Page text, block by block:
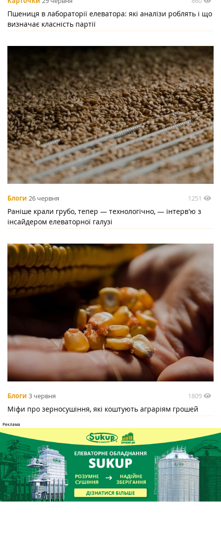
Пшениця в лабораторії елеватора: які аналізи роблять і що
визначає класність партії
Блоги 26 червня 1251
Раніше крали грубо, тепер — технологічно, — інтерв'ю з
інсайдером елеваторної галузі
Блоги 3 червня 1809
Міфи про зерносушіння, які коштують аграріям грошей